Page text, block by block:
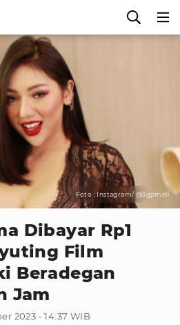
Foto : Instagram/ @3gpmeli
Dibayar Rp1
Film
Beradegan
Jam
2023 - 14:37 WIB